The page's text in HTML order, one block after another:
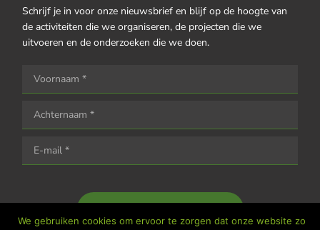
Schrijf je in voor onze nieuwsbrief en blijf op de hoogte van
de activiteiten die we organiseren, de projecten die we
uitvoeren en de onderzoeken die we doen.
We gebruiken cookies om ervoor te zorgen dat onze website zo